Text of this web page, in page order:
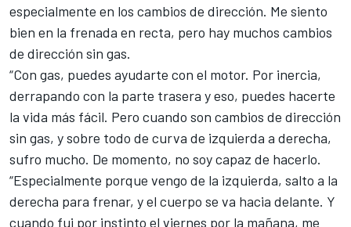
especialmente en los cambios de dirección. Me siento
bien en la frenada en recta, pero hay muchos cambios
de dirección sin gas.
“Con gas, puedes ayudarte con el motor. Por inercia,
derrapando con la parte trasera y eso, puedes hacerte
la vida más fácil. Pero cuando son cambios de dirección
sin gas, y sobre todo de curva de izquierda a derecha,
sufro mucho. De momento, no soy capaz de hacerlo.
“Especialmente porque vengo de la izquierda, salto a la
derecha para frenar, y el cuerpo se va hacia delante. Y
cuando fui por instinto el viernes por la mañana, me